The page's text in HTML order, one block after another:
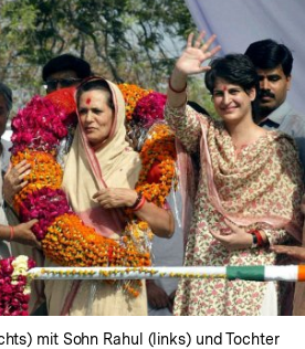
mit Sohn Rahul (links) und Tochter